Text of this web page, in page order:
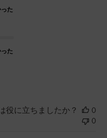
た
た
役に立ちましたか？
0
0